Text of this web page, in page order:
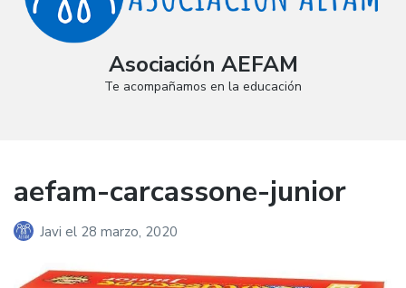
Asociación AEFAM
Te acompañamos en la educación
aefam-carcassone-junior
Javi el 28 marzo, 2020